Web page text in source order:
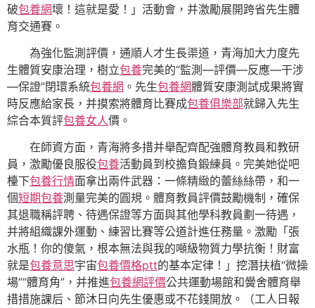
破包養網壞！這就是愛！」活動會，并激勵展開跨省先生體
育交通賽。
為強化監測評價，通順人才生長渠道，青海加大力度先
生體質安康治理，樹立包養完美的“監測—評價—反應—干涉
—保證”閉環系統包養網 。先生包養網體質安康測試成果將實
時反應給家長，并摸索將體育比賽成包養俱樂部就歸入先生
綜合本質評包養女人價。
在師資方面，青海將多措并舉配齊配強體育教員和教研
員，激勵優良服役包養活動員到校擔負鍛練員。完美她從吧
檯下包養行情面拿出兩件武器：一條精緻的蕾絲絲帶，和一
個短期包養測量完美的圓規。體育教員評價鼓勵機制，確保
其退職稱評聘、待遇保證等方面與其他學科教員劃一待遇，
并將組織課外運動、練習比賽等公道計進任務量。激勵「張
水瓶！你的傻氣，根本無法與我的噸級物質力學抗衡！財富
就是包養意思宇宙包養價格ptt的基本定律！」挖潛扶植“微操
場”“體育角”，并推進包養網評價公共運動場館和黌舍體育舉
措措施課后、節沐日向先生優惠或不花錢開放。（工人日報